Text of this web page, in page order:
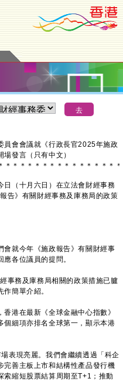
員會會議就《行政長官2025年施政
發言（只有中文）
＊ ＊ ＊ ＊ ＊ ＊ ＊ ＊ ＊ ＊ ＊ ＊ ＊ ＊ ＊ ＊
（十月六日）在立法會財經事務
告》有關財經事務及庫務局的政策
就今年《施政報告》有關財經事
各位議員的提問。
務及庫務局相關的政策措施已臚
簡單介紹。
港在最新《全球金融中心指數》
個細項亦排名全球第一，顯示本港
表現亮麗。我們會繼續透過「科企
完善主板上市和結構性產品發行機
索縮短股票結算周期至T+1；推動